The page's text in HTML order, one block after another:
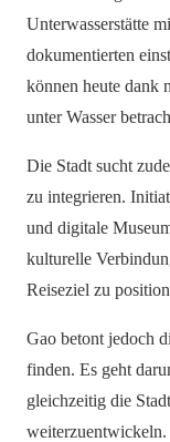
Unterwasserstätte
dokumentierten
können heute dank
unter Wasser
Die Stadt sucht
zu integrieren.
und digitale
kulturelle
Reiseziel zu
Gao betont jedoch
finden. Es geht
gleichzeitig die
weiterzuentwickeln.